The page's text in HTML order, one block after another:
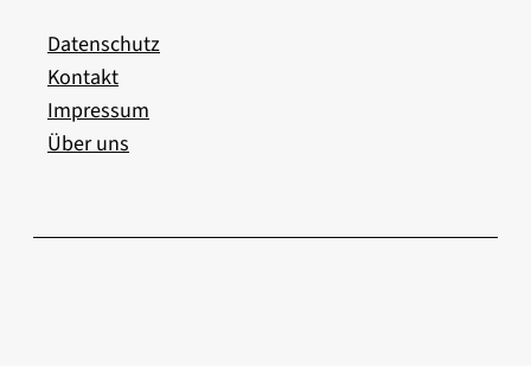
Datenschutz
Kontakt
Impressum
Über uns